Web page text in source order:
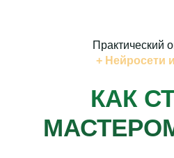
КАК
Практический
+ Нейросети